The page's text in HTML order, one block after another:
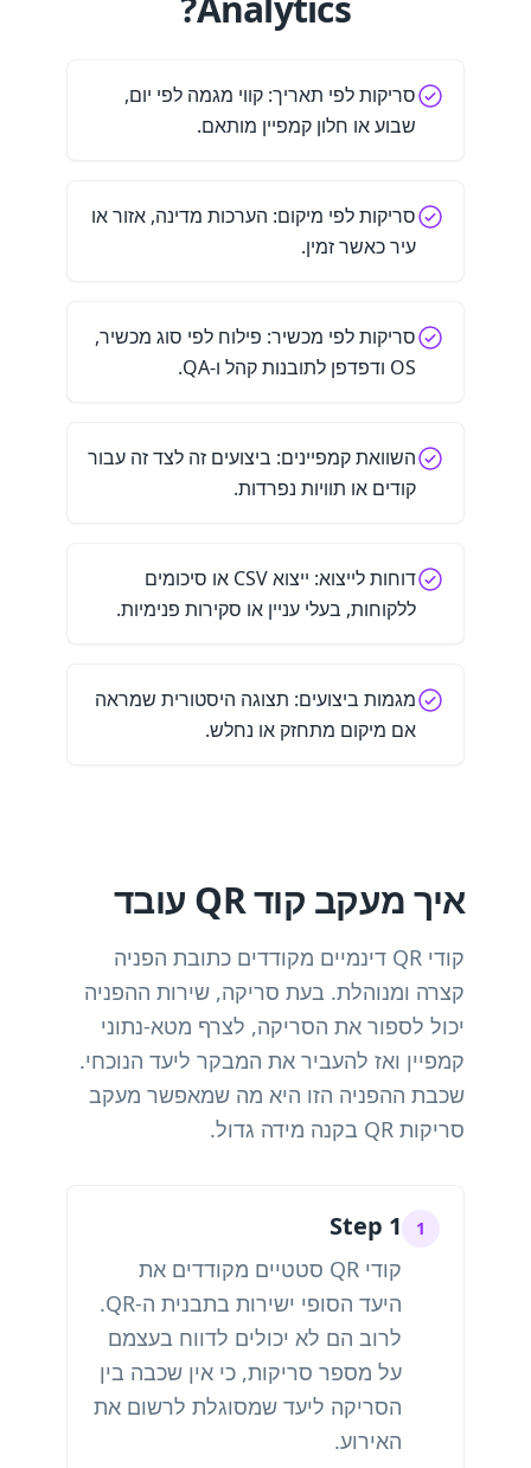
סריקות לפי תאריך: קווי מגמה לפי יום,
שבוע או חלון קמפיין מותאם.
סריקות לפי מיקום: הערכות מדינה, אזור או
עיר כאשר זמין.
סריקות לפי מכשיר: פילוח לפי סוג מכשיר,
OS ודפדפן לתובנות קהל ו-QA.
השוואת קמפיינים: ביצועים זה לצד זה עבור
קודים או תוויות נפרדות.
דוחות לייצוא: ייצוא CSV או סיכומים
ללקוחות, בעלי עניין או סקירות פנימיות.
מגמות ביצועים: תצוגה היסטורית שמראה
אם מיקום מתחזק או נחלש.
איך מעקב קוד QR עובד
קודי QR דינמיים מקודדים כתובת הפניה
קצרה ומנוהלת. בעת סריקה, שירות ההפניה
יכול לספור את הסריקה, לצרף מטא-נתוני
קמפיין ואז להעביר את המבקר ליעד הנוכחי.
שכבת ההפניה הזו היא מה שמאפשר מעקב
סריקות QR בקנה מידה גדול.
1
Step 1
קודי QR סטטיים מקודדים את
היעד הסופי ישירות בתבנית ה-QR.
לרוב הם לא יכולים לדווח בעצמם
על מספר סריקות, כי אין שכבה בין
הסריקה ליעד שמסוגלת לרשום את
האירוע.